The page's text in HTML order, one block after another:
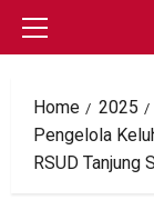
Skip
Primary
Home 2025
Pengelola
RSUD Tanjung